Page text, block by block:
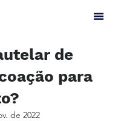
de
para
de 2022